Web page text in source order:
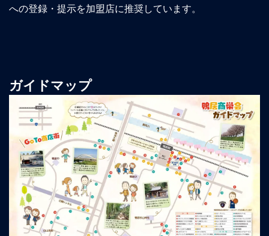
への登録・提示を加盟店に推奨しています。
ガイドマップ